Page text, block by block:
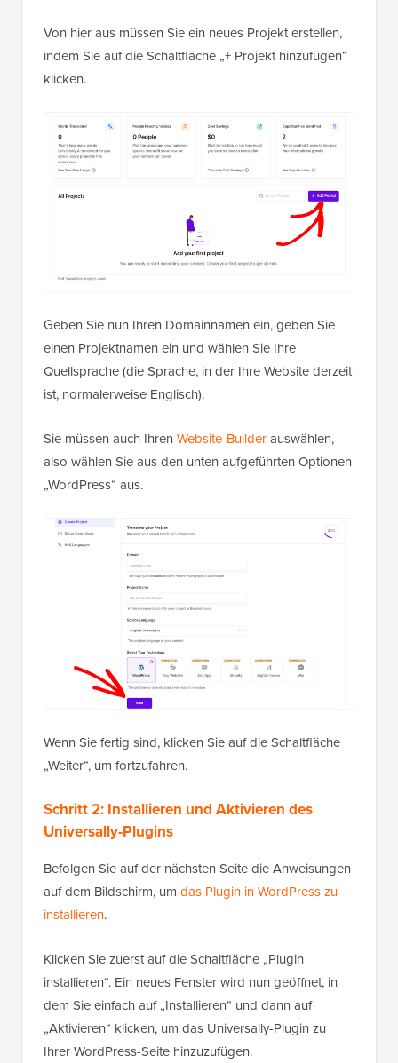
Von hier aus müssen Sie ein neues Projekt erstellen,
indem Sie auf die Schaltfläche „+ Projekt hinzufügen“
klicken.
Geben Sie nun Ihren Domainnamen ein, geben Sie
einen Projektnamen ein und wählen Sie Ihre
Quellsprache (die Sprache, in der Ihre Website derzeit
ist, normalerweise Englisch).
Sie müssen auch Ihren Website-Builderauswählen,
also wählen Sie aus den unten aufgeführten Optionen
„WordPress“ aus.
Wenn Sie fertig sind, klicken Sie auf die Schaltfläche
„Weiter“, um fortzufahren.
Schritt 2: Installieren und Aktivieren des
Universally-Plugins
Befolgen Sie auf der nächsten Seite die Anweisungen
auf dem Bildschirm, um das Plugin in WordPress zu
installieren.
Klicken Sie zuerst auf die Schaltfläche „Plugin
installieren“. Ein neues Fenster wird nun geöffnet, in
dem Sie einfach auf „Installieren“ und dann auf
„Aktivieren“ klicken, um das Universally-Plugin zu
Ihrer WordPress-Seite hinzuzufügen.